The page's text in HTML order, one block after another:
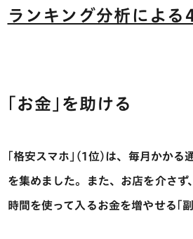
ランキング分析による4
｢お金｣を助ける
｢格安スマホ｣(1位)は、毎月かかる
を集めました。また、お店を介さ
時間を使って入るお金を増やせる｢